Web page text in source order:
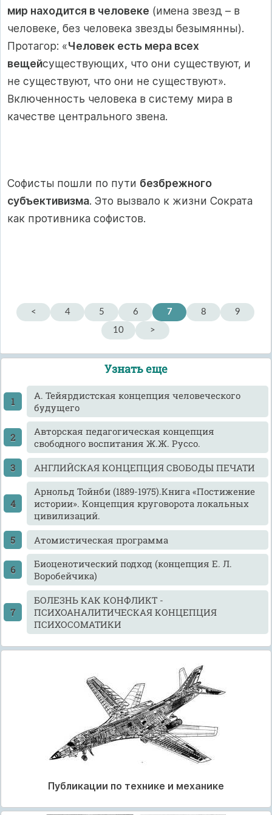
мир находится в человеке (имена звезд – в
человеке, без человека звезды безымянны).
Протагор: «Человек есть мера всех
вещейсуществующих, что они существуют, и
не существуют, что они не существуют».
Включенность человека в систему мира в
качестве центрального звена.
Софисты пошли по пути безбрежного
субъективизма. Это вызвало к жизни Сократа
как противника софистов.
< 4 5 6 7 8
9
10
>
Узнать еще
А. Тейярдистская концепция человеческого
будущего
Авторская педагогическая концепция
свободного воспитания Ж.Ж. Руссо.
АНГЛИЙСКАЯ КОНЦЕПЦИЯ СВОБОДЫ ПЕЧАТИ
Арнольд Тойнби (1889-1975).Книга «Постижение
истории». Концепция круговорота локальных
цивилизаций.
Атомистическая программа
Биоценотический подход (концепция Е. Л.
Воробейчика)
БОЛЕЗНЬ КАК КОНФЛИКТ -
ПСИХОАНАЛИТИЧЕСКАЯ КОНЦЕПЦИЯ
ПСИХОСОМАТИКИ
Публикации по технике и механике